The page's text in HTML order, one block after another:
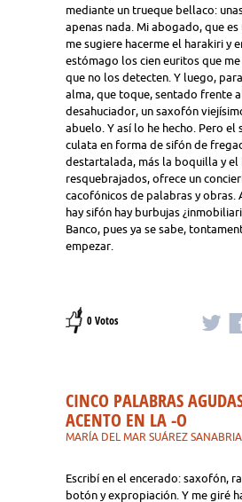
mediante un trueque bellaco:
apenas nada. Mi abogado, que
me sugiere hacerme el harakiri y
estómago los cien euritos que
que no los detecten. Y luego,
alma, que toque, sentado frente
desahuciador, un saxofón
abuelo. Y así lo he hecho. Pero el
culata en forma de sifón de
destartalada, más la boquilla y el
resquebrajados, ofrece un
cacofónicos de palabras y obras.
hay sifón hay burbujas
Banco, pues ya se sabe,
empezar.
0 Votos
CINCO PALABRAS
ACENTO EN LA -O
MARÍA DEL MAR SUÁREZ SANABRIA
Escribí en el encerado: saxofón,
botón y expropiación. Y me giré